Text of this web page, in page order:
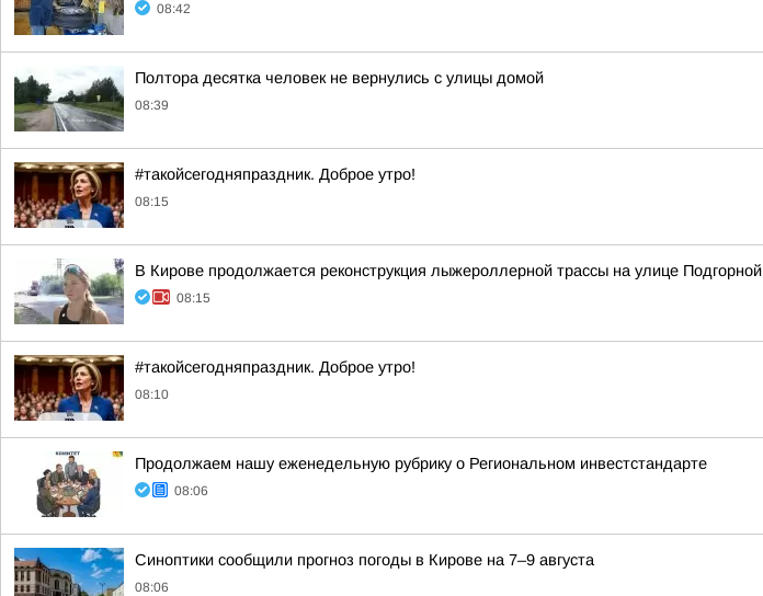
08:42
Полтора десятка человек не вернулись с улицы домой
08:39
#такойсегодняпраздник. Доброе утро!
08:15
В Кирове продолжается реконструкция лыжероллерной трассы на улице Подгорной
08:15
#такойсегодняпраздник. Доброе утро!
08:10
Продолжаем нашу еженедельную рубрику о Региональном инвестстандарте
08:06
Синоптики сообщили прогноз погоды в Кирове на 7–9 августа
08:06